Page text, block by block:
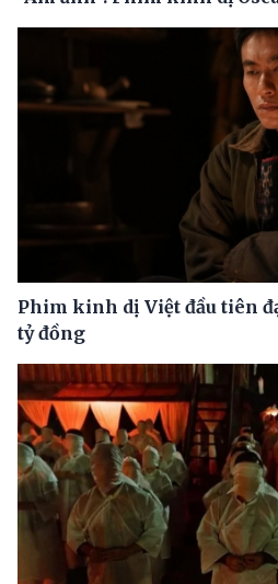
Phim kinh dị Việt đầu tiên
tỷ đồng